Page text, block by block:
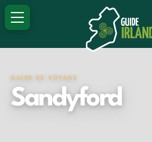
GUIDE DE VOYAGE
Sandyford